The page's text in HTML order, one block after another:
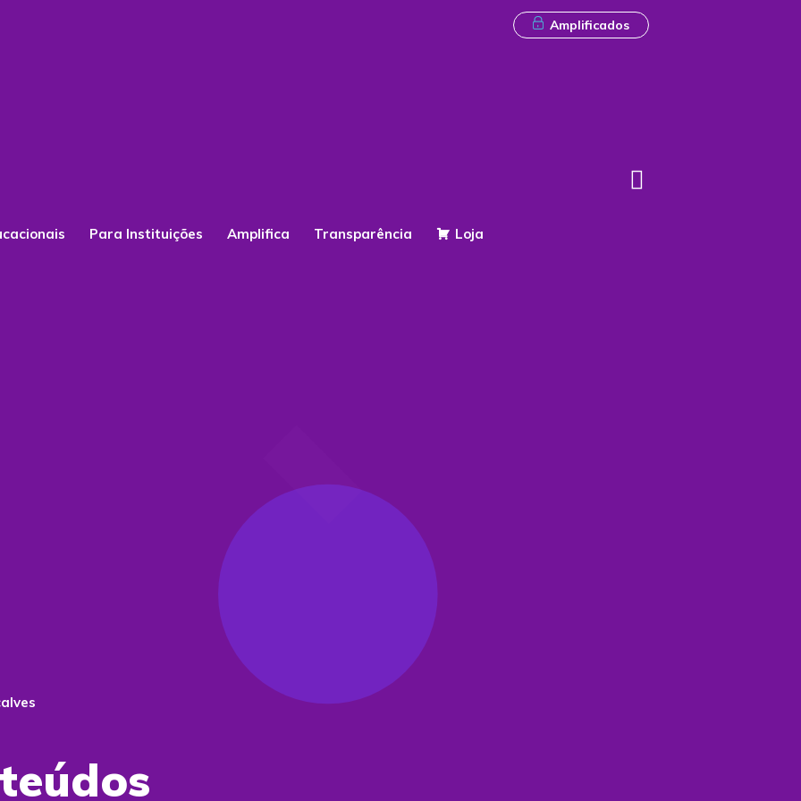
Amplificados
Para Instituições Amplifica Transparência Loja